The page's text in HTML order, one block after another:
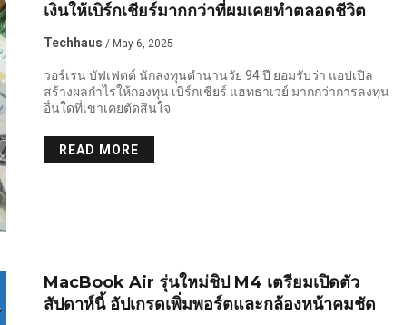
เงินให้เบิร์กเชียร์มากกว่าที่ผมเคยทำตลอดชีวิต
Techhaus / May 6, 2025
วอร์เรน บัฟเฟตต์ นักลงทุนตำนานวัย 94 ปี ยอมรับว่า แอปเปิล
สร้างผลกำไรให้กองทุน เบิร์กเชียร์ แฮทธาเวย์ มากกว่าการลงทุน
อื่นใดที่เขาเคยตัดสินใจ
READ MORE
MacBook Air รุ่นใหม่ชิป M4 เตรียมเปิดตัว
สัปดาห์นี้ อัปเกรดเพิ่มพอร์ตและกล้องหน้าคมชัด